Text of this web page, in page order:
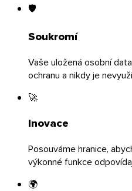
Rozšíření
🛡️
Soukromí
Vaše uložená osobní
ochranu a nikdy je
🚀
Inovace
Posouváme hranice,
výkonné funkce
🌍